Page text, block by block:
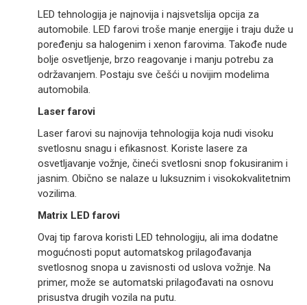
LED tehnologija je najnovija i najsvetslija opcija za
automobile. LED farovi troše manje energije i traju duže u
poređenju sa halogenim i xenon farovima. Takođe nude
bolje osvetljenje, brzo reagovanje i manju potrebu za
održavanjem. Postaju sve češći u novijim modelima
automobila.
Laser farovi
Laser farovi su najnovija tehnologija koja nudi visoku
svetlosnu snagu i efikasnost. Koriste lasere za
osvetljavanje vožnje, čineći svetlosni snop fokusiranim i
jasnim. Obično se nalaze u luksuznim i visokokvalitetnim
vozilima.
Matrix LED farovi
Ovaj tip farova koristi LED tehnologiju, ali ima dodatne
mogućnosti poput automatskog prilagođavanja
svetlosnog snopa u zavisnosti od uslova vožnje. Na
primer, može se automatski prilagođavati na osnovu
prisustva drugih vozila na putu.